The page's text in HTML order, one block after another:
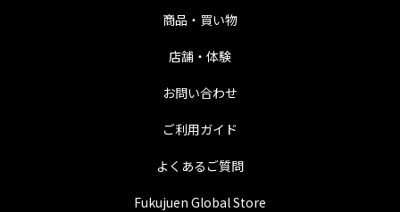
商品・買い物
店舗・体験
お問い合わせ
ご利用ガイド
よくあるご質問
Fukujuen Global Store